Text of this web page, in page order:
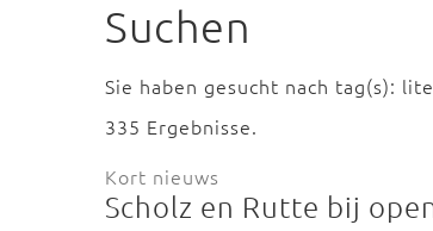
Suchen
Sie haben gesucht nach tag(s):
335 Ergebnisse.
Kort nieuws
Scholz en Rutte bij